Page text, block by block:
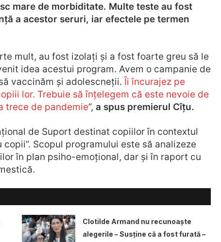
mare de morbiditate. Multe teste au fost
a acestor seruri, iar efectele pe termen
mult, au fost izolaţi şi a fost foarte greu să le
idea acestui program. Avem o campanie de
vaccinăm şi adolescneţii. Îi încurajez pe
lor. Trebuie să înţelegem că este nevoie de
trece de pandemie”, a spus premierul Cîțu.
de Suport destinat copiilor în contextul
Scopul programului este să analizeze
în plan psiho-emoţional, dar şi în raport cu
Clotilde Armand nu recunoaște
alegerile – Susține că a fost furată –